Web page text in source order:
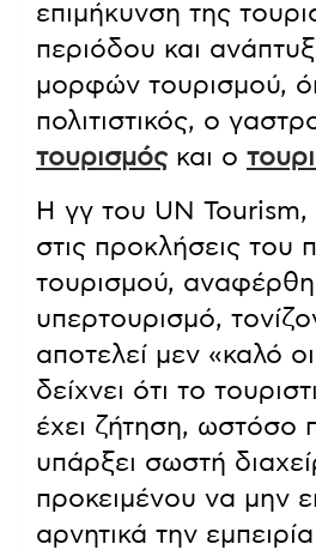
επιμήκυνση της
περιόδου και
μορφών τουρισμού,
πολιτιστικός, ο
τουρισμόςκαι ο
Η γγ του UN Tourism,
στις προκλήσεις του
τουρισμού,
υπερτουρισμό,
αποτελεί μεν «καλό
δείχνει ότι το
έχει ζήτηση, ωστόσο
υπάρξει σωστή
προκειμένου να μην
αρνητικά την